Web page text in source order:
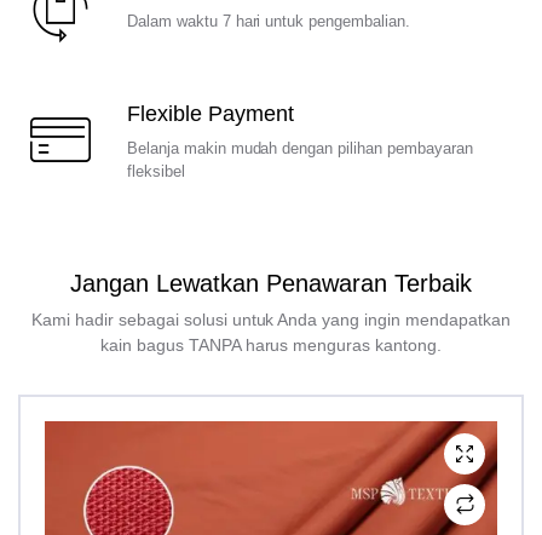
Dalam waktu 7 hari untuk pengembalian.
Flexible Payment
Belanja makin mudah dengan pilihan pembayaran
fleksibel
Jangan Lewatkan Penawaran Terbaik
Kami hadir sebagai solusi untuk Anda yang ingin mendapatkan
kain bagus TANPA harus menguras kantong.